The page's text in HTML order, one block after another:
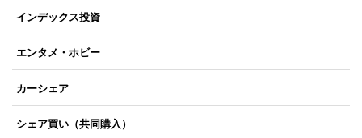
インデックス投資
エンタメ・ホビー
カーシェア
シェア買い（共同購入）